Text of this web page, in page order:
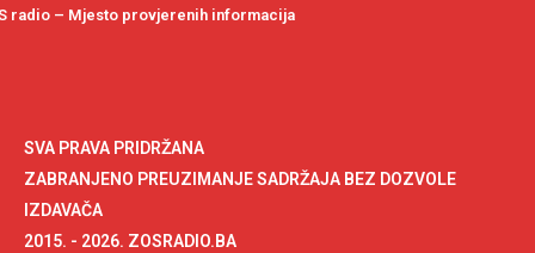
radio – Mjesto provjerenih informacija
SVA PRAVA PRIDRŽANA
ZABRANJENO PREUZIMANJE SADRŽAJA BEZ DOZVOLE
IZDAVAČA
2015. - 2026. ZOSRADIO.BA